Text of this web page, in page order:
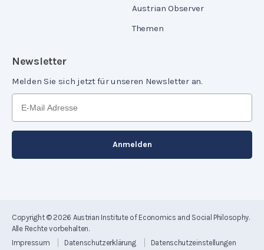
Austrian Observer
Themen
Newsletter
Melden Sie sich jetzt für unseren Newsletter an.
Copyright © 2026 Austrian Institute of Economics and Social Philosophy.
Alle Rechte vorbehalten.
Impressum
Datenschutzerklärung Datenschutzeinstellungen